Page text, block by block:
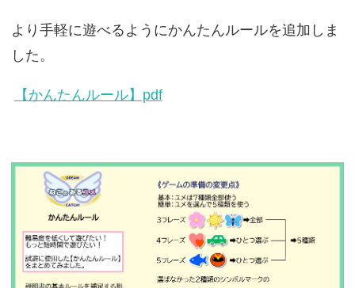
より手軽に遊べるようにかんたんルールを追加しま
した。
【かんたんルール】pdf